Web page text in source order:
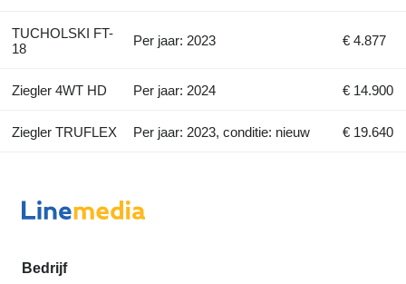
TUCHOLSKI FT-
18
Per jaar: 2023 € 4.877
Ziegler 4WT HD Per jaar: 2024 € 14.900
Ziegler TRUFLEX Per jaar: 2023, conditie: nieuw € 19.640
Bedrijf